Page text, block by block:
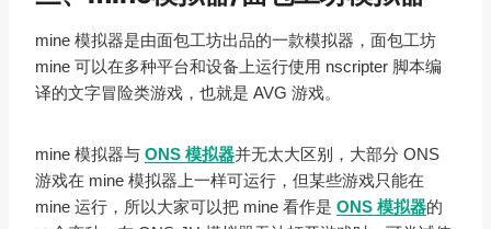
mine 模拟器是由面包工坊出品的一款模拟器，面包工坊
mine 可以在多种平台和设备上运行使用 nscripter 脚本编
译的文字冒险类游戏，也就是 AVG 游戏。
mine 模拟器与 ONS 模拟器并无太大区别，大部分 ONS
游戏在 mine 模拟器上一样可运行，但某些游戏只能在
mine 运行，所以大家可以把 mine 看作是 ONS 模拟器的